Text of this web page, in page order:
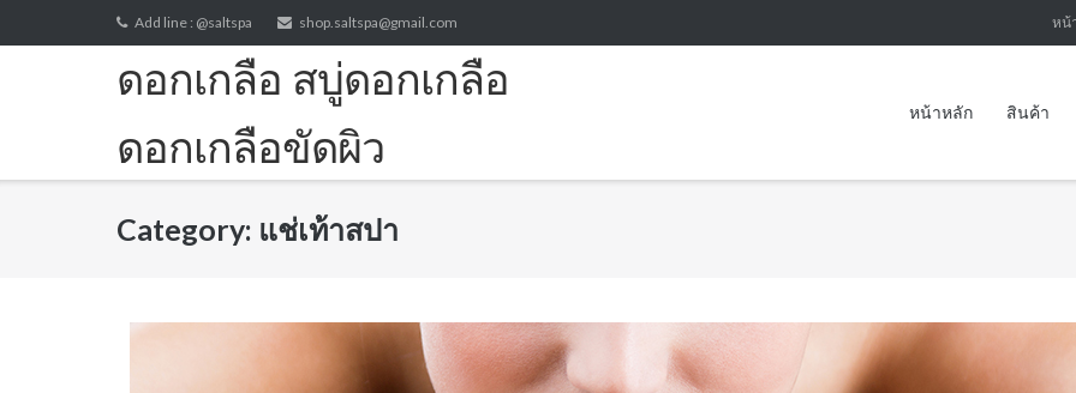
to
Add line : @saltspa shop.saltspa@gmail.com หน้
ดอกเกลือ สบู่ดอกเกลือ
ดอกเกลือขัดผิว
หน้าหลัก สินค้า
Category: แช่เท้าสปา